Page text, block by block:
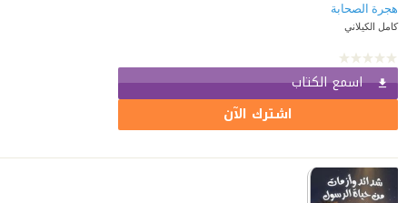
هجرة الصحابة
كامل الكيلاني
اسمع الكتاب
اشترك الآن